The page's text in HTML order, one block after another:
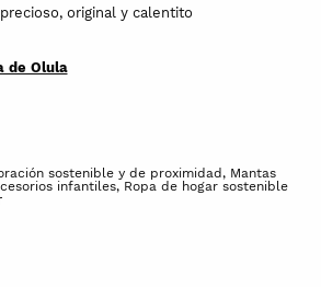
original y calentito
de Olula
sostenible y de proximidad, Mantas
infantiles, Ropa de hogar sostenible